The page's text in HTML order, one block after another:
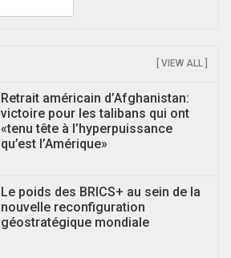
[ VIEW ALL ]
Retrait américain d’Afghanistan:
victoire pour les talibans qui ont
«tenu tête à l’hyperpuissance
qu’est l’Amérique»
Le poids des BRICS+ au sein de la
nouvelle reconfiguration
géostratégique mondiale